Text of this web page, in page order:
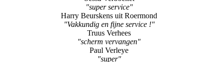
"super service"
Harry Beurskens uit Roermond
"Vakkundig en fijne service !"
Truus Verhees
"scherm vervangen"
Paul Verleye
"super"